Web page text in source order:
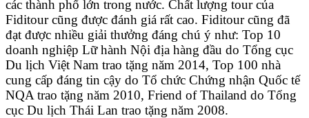
các thành phố lớn trong nước. Chất lượng tour của
Fiditour cũng được đánh giá rất cao. Fiditour cũng đã
đạt được nhiều giải thưởng đáng chú ý như: Top 10
doanh nghiệp Lữ hành Nội địa hàng đầu do Tổng cục
Du lịch Việt Nam trao tặng năm 2014, Top 100 nhà
cung cấp đáng tin cậy do Tổ chức Chứng nhận Quốc tế
NQA trao tặng năm 2010, Friend of Thailand do Tổng
cục Du lịch Thái Lan trao tặng năm 2008.